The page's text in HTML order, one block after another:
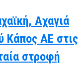
Αχαγιά
Κάπος ΑΕ στις
στροφή